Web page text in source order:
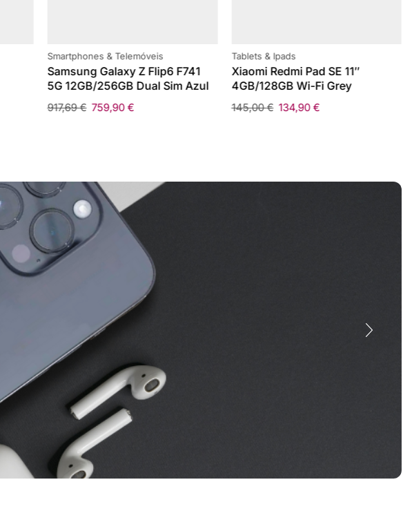
Smartphones & Telemóveis
Samsung Galaxy Z Flip6 F741
5G 12GB/256GB Dual Sim Azul
917,69€ 759,90€
Tablets & Ipads
Xiaomi Redmi Pad SE 11″
4GB/128GB Wi-Fi Grey
145,00€ 134,90€